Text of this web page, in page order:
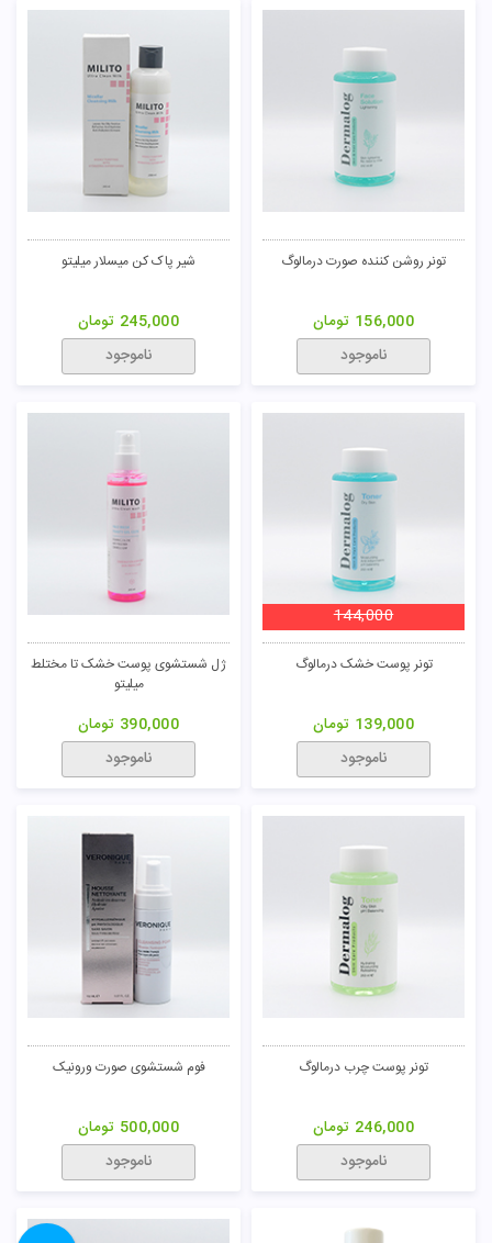
تونر روشن کننده صورت درمالوگ
156,000 تومان
ناموجود
شیر پاک کن میسلار میلیتو
245,000 تومان
ناموجود
تونر پوست خشک درمالوگ
144,000
139,000 تومان
ناموجود
ژل شستشوی پوست خشک تا مختلط
میلیتو
390,000 تومان
ناموجود
تونر پوست چرب درمالوگ
246,000 تومان
ناموجود
فوم شستشوی صورت ورونیک
500,000 تومان
ناموجود